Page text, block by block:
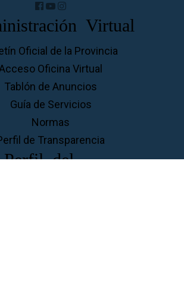
Virtual
Oficial de la Provincia
Oficina Virtual
Tablón de Anuncios
Guía de Servicios
Normas
de Transparencia
Perfil del ...